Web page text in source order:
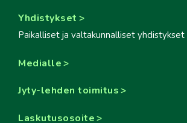
Yhdistykset
Paikalliset ja valtakunnalliset yhdistykset
Medialle
Jyty-lehden toimitus
Laskutusosoite